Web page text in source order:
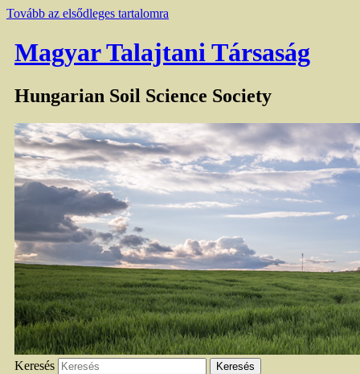
Tovább az elsődleges tartalomra
Magyar Talajtani Társaság
Hungarian Soil Science Society
Keresés